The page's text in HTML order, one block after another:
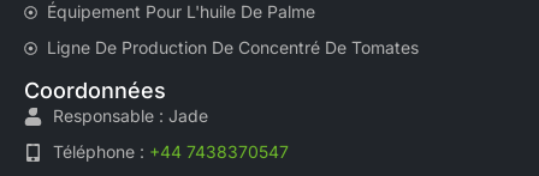
Équipement Pour L'huile De Palme
Ligne De Production De Concentré De Tomates
Coordonnées
Responsable : Jade
Téléphone : +44 7438370547